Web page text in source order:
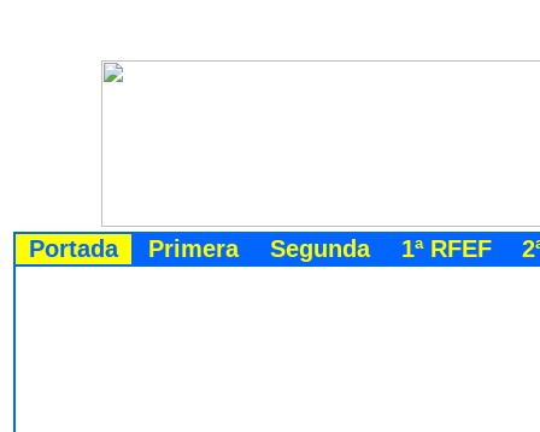
Portada Primera Segunda 1ª RFEF